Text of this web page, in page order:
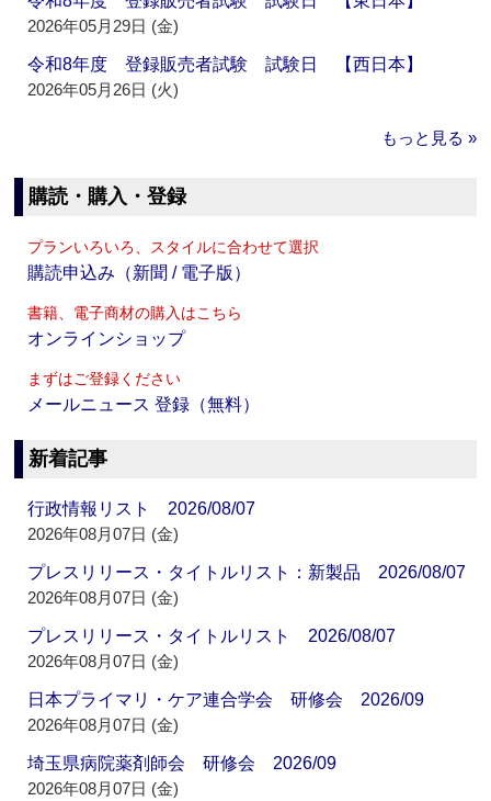
2026年05月29日 (金)
令和8年度 登録販売者試験 試験日 【西日本】
2026年05月26日 (火)
もっと見る »
購読・購入・登録
プランいろいろ、スタイルに合わせて選択
購読申込み（新聞 / 電子版）
書籍、電子商材の購入はこちら
オンラインショップ
まずはご登録ください
メールニュース 登録（無料）
新着記事
行政情報リスト 2026/08/07
2026年08月07日 (金)
プレスリリース・タイトルリスト：新製品 2026/08/07
2026年08月07日 (金)
プレスリリース・タイトルリスト 2026/08/07
2026年08月07日 (金)
日本プライマリ・ケア連合学会 研修会 2026/09
2026年08月07日 (金)
埼玉県病院薬剤師会 研修会 2026/09
2026年08月07日 (金)